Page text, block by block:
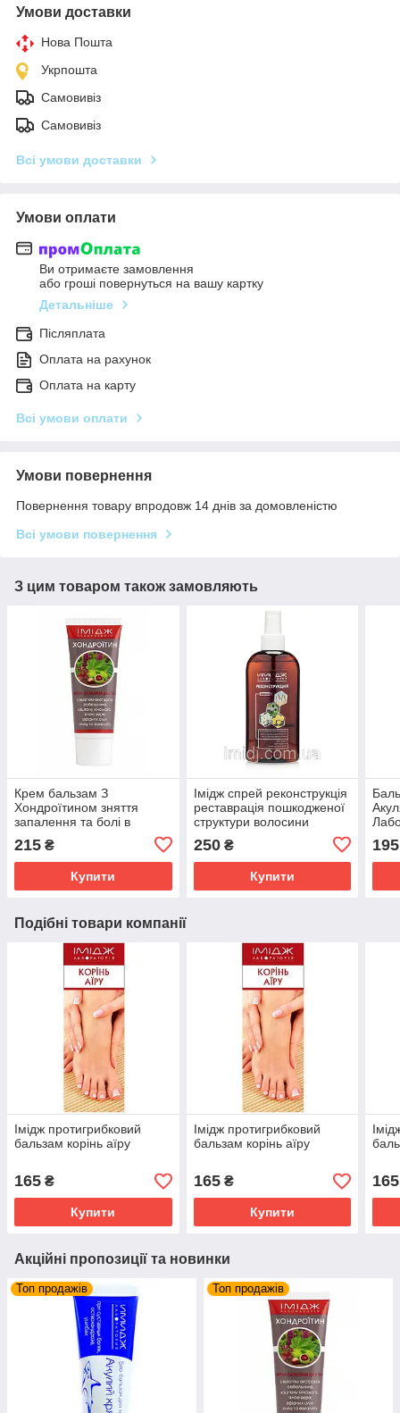
Умови доставки
Нова Пошта
Укрпошта
Самовивіз
Самовивіз
Всі умови доставки
Умови оплати
Ви отримаєте замовлення
або гроші повернуться на вашу картку
Детальніше
Післяплата
Оплата на рахунок
Оплата на карту
Всі умови оплати
Умови повернення
Повернення товару впродовж 14 днів за домовленістю
Всі умови повернення
З цим товаром також замовляють
Крем бальзам З
Хондроїтином зняття
запалення та болі в
суглобах, м'язах і хребті
Імідж Лабораторія
215 ₴
Купити
Імідж спрей реконструкція
реставрація пошкодженої
структури волосини
250₴
Купити
195
Подібні товари компанії
Імідж протигрибковий
бальзам корінь аїру
165 ₴
Купити
Імідж протигрибковий
бальзам корінь аїру
165₴
Купити
165
Акційні пропозиції та новинки
Топ продажів Топ продажів